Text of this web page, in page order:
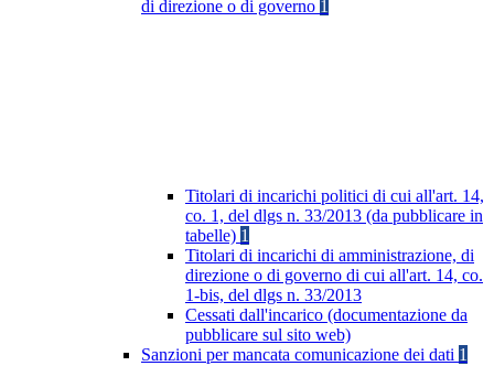
di direzione o di governo 1
Titolari di incarichi politici di cui all'art. 14,
co. 1, del dlgs n. 33/2013 (da pubblicare in
tabelle) 1
Titolari di incarichi di amministrazione, di
direzione o di governo di cui all'art. 14, co.
1-bis, del dlgs n. 33/2013
Cessati dall'incarico (documentazione da
pubblicare sul sito web)
Sanzioni per mancata comunicazione dei dati 1